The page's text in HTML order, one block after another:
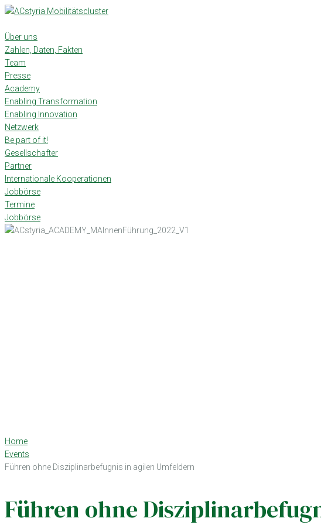
Skip
content
Über uns
Zahlen, Daten, Fakten
Team
Presse
Academy
Enabling Transformation
Enabling Innovation
Netzwerk
Be part of it!
Gesellschafter
Partner
Internationale Kooperationen
Jobbörse
Termine
Jobbörse
Home
Events
Führen ohne Disziplinarbefugnis in agilen Umfeldern
Führen ohne